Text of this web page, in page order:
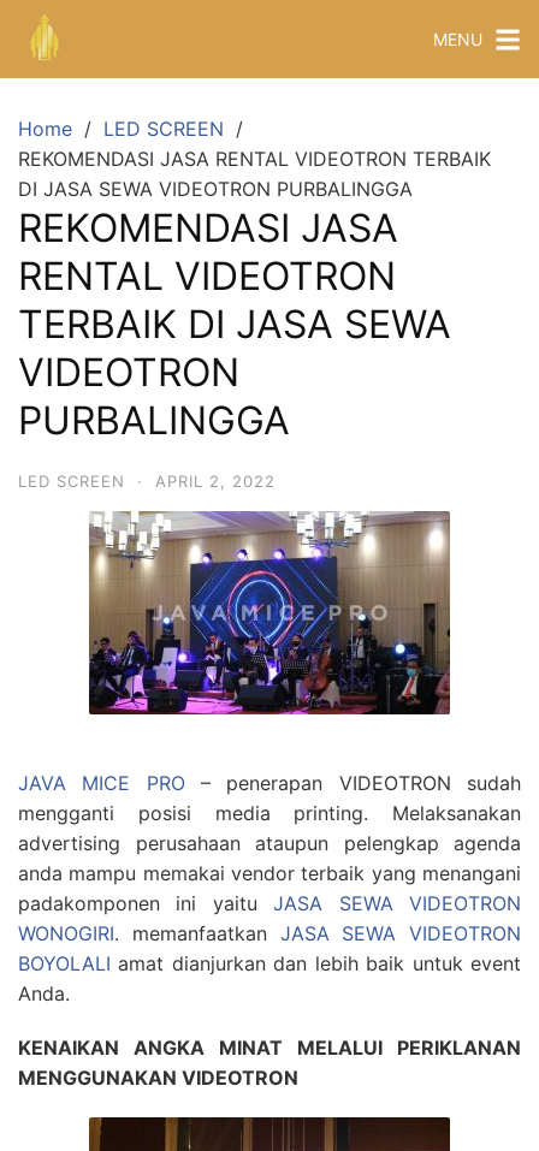
MENU
Home
LED SCREEN
REKOMENDASI JASA RENTAL VIDEOTRON TERBAIK
DI JASA SEWA VIDEOTRON PURBALINGGA
REKOMENDASI JASA
RENTAL VIDEOTRON
TERBAIK DI JASA SEWA
VIDEOTRON
PURBALINGGA
LED SCREEN · APRIL 2, 2022
JAVA MICE PRO– penerapan VIDEOTRON sudah
mengganti posisi media printing. Melaksanakan
advertising perusahaan ataupun pelengkap agenda
anda mampu memakai vendor terbaik yang menangani
padakomponen ini yaituJASA SEWA VIDEOTRON
WONOGIRI. memanfaatkan JASA SEWA VIDEOTRON
BOYOLALI amat dianjurkan dan lebih baik untuk event
Anda.
KENAIKAN ANGKA MINAT MELALUI PERIKLANAN
MENGGUNAKAN VIDEOTRON